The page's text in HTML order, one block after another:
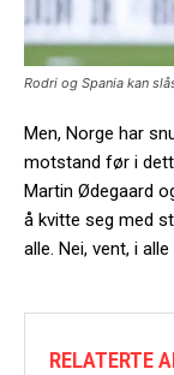
Rodri og Spania kan
Men, Norge har
motstand før i
Martin Ødegaard
å kvitte seg med
alle. Nei, vent, i
RELATERTE